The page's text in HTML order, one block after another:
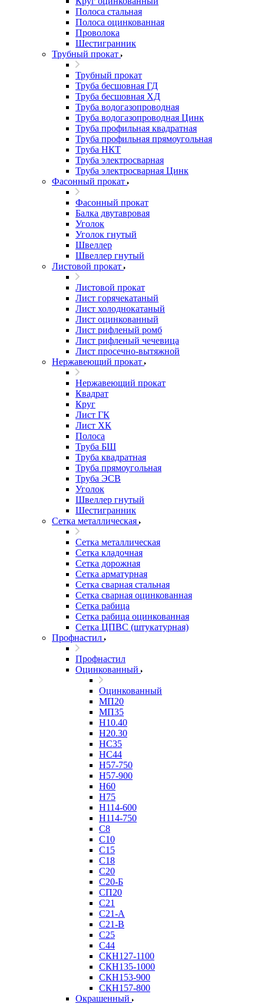
Полоса стальная
Полоса оцинкованная
Проволока
Шестигранник
Трубный прокат
Трубный прокат
Труба бесшовная ГД
Труба бесшовная ХД
Труба водогазопроводная
Труба водогазопроводная Цинк
Труба профильная квадратная
Труба профильная прямоугольная
Труба НКТ
Труба электросварная
Труба электросварная Цинк
Фасонный прокат
Фасонный прокат
Балка двутавровая
Уголок
Уголок гнутый
Швеллер
Швеллер гнутый
Листовой прокат
Листовой прокат
Лист горячекатаный
Лист холоднокатаный
Лист оцинкованный
Лист рифленый ромб
Лист рифленый чечевица
Лист просечно-вытяжной
Нержавеющий прокат
Нержавеющий прокат
Квадрат
Круг
Лист ГК
Лист ХК
Полоса
Труба БШ
Труба квадратная
Труба прямоугольная
Труба ЭСВ
Уголок
Швеллер гнутый
Шестигранник
Сетка металлическая
Сетка металлическая
Сетка кладочная
Сетка дорожная
Сетка арматурная
Сетка сварная стальная
Сетка сварная оцинкованная
Сетка рабица
Сетка рабица оцинкованная
Сетка ЦПВС (штукатурная)
Профнастил
Профнастил
Оцинкованный
Оцинкованный
МП20
МП35
Н10.40
Н20.30
НС35
НС44
Н57-750
Н57-900
Н60
Н75
Н114-600
Н114-750
С8
С10
С15
С18
С20
С20-Б
СП20
С21
С21-А
С21-В
С25
С44
СКН127-1100
СКН135-1000
СКН153-900
СКН157-800
Окрашенный